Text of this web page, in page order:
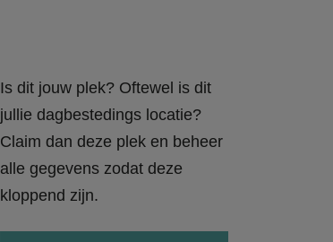
Is dit jouw plek? Oftewel is dit
jullie dagbestedings locatie?
Claim dan deze plek en beheer
alle gegevens zodat deze
kloppend zijn.